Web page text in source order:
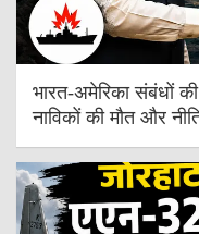
भारत-अमेरिका संबंधों की
नाविकों की मौत और